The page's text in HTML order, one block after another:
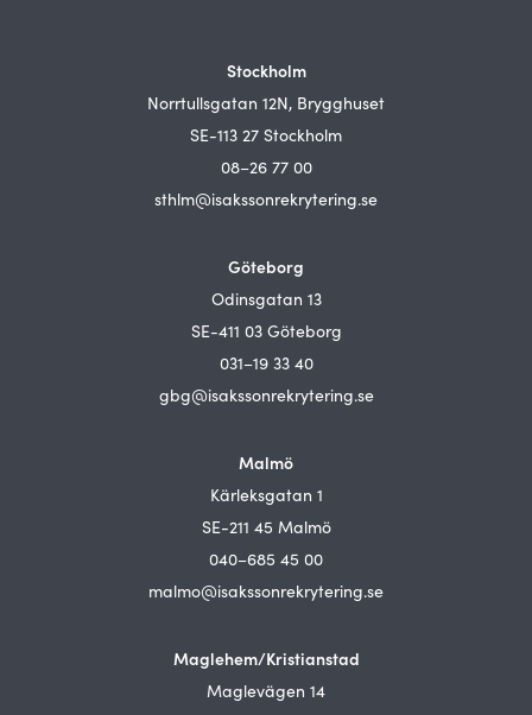
Stockholm
Norrtullsgatan 12N, Brygghuset
SE-113 27 Stockholm
08–26 77 00
sthlm@isakssonrekrytering.se
Göteborg
Odinsgatan 13
SE-411 03 Göteborg
031–19 33 40
gbg@isakssonrekrytering.se
Malmö
Kärleksgatan 1
SE-211 45 Malmö
040–685 45 00
malmo@isakssonrekrytering.se
Maglehem/Kristianstad
Maglevägen 14